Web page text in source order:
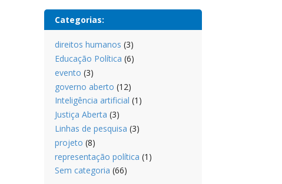
Categorias:
direitos humanos (3)
Educação Política (6)
evento (3)
governo aberto (12)
Inteligência artificial (1)
Justiça Aberta (3)
Linhas de pesquisa (3)
projeto (8)
representação política (1)
Sem categoria (66)